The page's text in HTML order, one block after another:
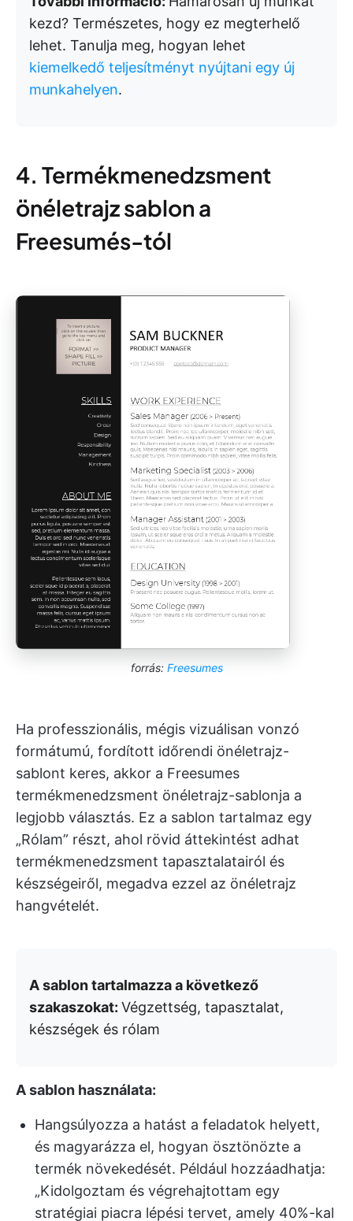
kezd? Természetes, hogy ez megterhelő
lehet. Tanulja meg, hogyan lehet
kiemelkedő teljesítményt nyújtani egy új
munkahelyen.
4. Termékmenedzsment
önéletrajz sablon a
Freesumés-tól
forrás: Freesumes
Ha professzionális, mégis vizuálisan vonzó
formátumú, fordított időrendi önéletrajz-
sablont keres, akkor a Freesumes
termékmenedzsment önéletrajz-sablonja a
legjobb választás. Ez a sablon tartalmaz egy
„Rólam” részt, ahol rövid áttekintést adhat
termékmenedzsment tapasztalatairól és
készségeiről, megadva ezzel az önéletrajz
hangvételét.
A sablon tartalmazza a következő
szakaszokat: Végzettség, tapasztalat,
készségek és rólam
A sablon használata:
Hangsúlyozza a hatást a feladatok helyett,
és magyarázza el, hogyan ösztönözte a
termék növekedését. Például hozzáadhatja:
„Kidolgoztam és végrehajtottam egy
stratégiai piacra lépési tervet, amely 40%-kal